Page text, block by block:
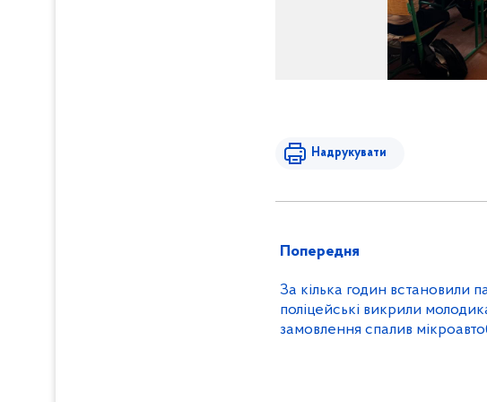
Надрукувати
Попередня
За кілька годин встановили
поліцейські викрили
замовлення спалив